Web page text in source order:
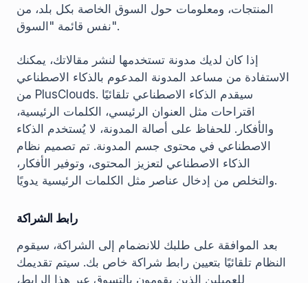
المنتجات، ومعلومات حول السوق الخاصة بكل بلد، من
نفس قائمة "السوق".
إذا كان لديك مدونة تستخدمها لنشر مقالاتك، يمكنك
الاستفادة من مساعد المدونة المدعوم بالذكاء الاصطناعي
من PlusClouds. سيقدم الذكاء الاصطناعي تلقائيًا
اقتراحات مثل العنوان الرئيسي، الكلمات الرئيسية،
والأفكار. للحفاظ على أصالة المدونة، لا يُستخدم الذكاء
الاصطناعي في محتوى جسم المدونة. تم تصميم نظام
الذكاء الاصطناعي لتعزيز المحتوى، وتوفير الأفكار،
والتخلص من إدخال عناصر مثل الكلمات الرئيسية يدويًا.
رابط الشراكة
بعد الموافقة على طلبك للانضمام إلى الشراكة، سيقوم
النظام تلقائيًا بتعيين رابط شراكة خاص بك. سيتم تقديمك
للعميلين الذين يقومون بالتسوق عبر هذا الرابط،